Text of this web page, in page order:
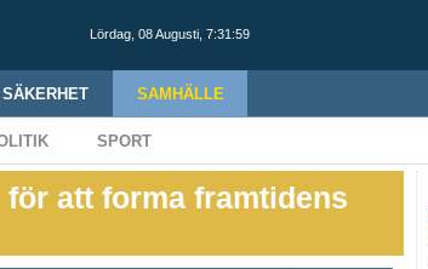
Lördag, 08 Augusti, 7:32:00
SÄKERHET SAMHÄLLE
SPORT
att forma framtidens